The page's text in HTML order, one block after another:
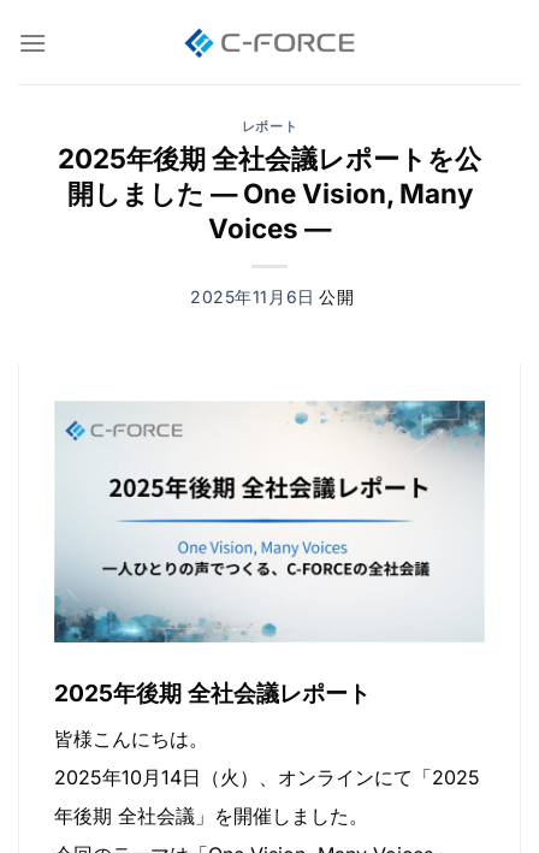
レポート
2025年後期 全社会議レポートを公
開しました — One Vision, Many
Voices —
2025年11月6日
2025年後期 全社会議レポート
皆様こんにちは。
2025年10月14日（火）、オンラインにて「2025
年後期 全社会議」を開催しました。